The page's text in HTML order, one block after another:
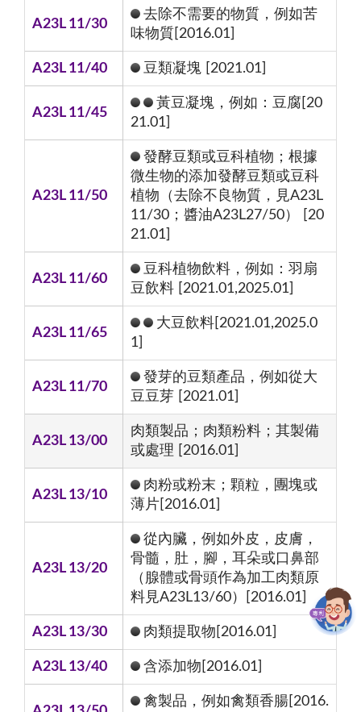
A23L 11/30
去除不需要的物質，例如苦
味物質[2016.01]
A23L 11/40 豆類凝塊 [2021.01]
A23L 11/45
黃豆凝塊，例如：豆腐[20
21.01]
A23L 11/50
發酵豆類或豆科植物；根據
微生物的添加發酵豆類或豆科
植物（去除不良物質，見A23L
11/30；醬油A23L27/50） [20
21.01]
A23L 11/60
豆科植物飲料，例如：羽扇
豆飲料 [2021.01,2025.01]
A23L 11/65
大豆飲料[2021.01,2025.0
1]
A23L 11/70
發芽的豆類產品，例如從大
豆豆芽 [2021.01]
A23L 13/00
肉類製品；肉類粉料；其製備
或處理 [2016.01]
A23L 13/10
肉粉或粉末；顆粒，團塊或
薄片[2016.01]
A23L 13/20
從內臟，例如外皮，皮膚，
骨髓，肚，腳，耳朵或口鼻部
（腺體或骨頭作為加工肉類原
料見A23L13/60）[2016.01]
A23L 13/30 肉類提取物[2016.01]
A23L 13/40 含添加物[2016.01]
禽製品，例如禽類香腸[2016.